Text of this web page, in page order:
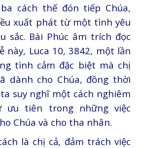
cách thế đón tiếp Chúa,
xuất phát từ một tình yêu
sắc. Bài Phúc âm trích đọc
này, Luca 10, 3842, một lần
tình cảm đặc biệt mà chị
dành cho Chúa, đồng thời
suy nghĩ một cách nghiêm
tiên trong những việc
Chúa và cho tha nhân.
là chị cả, đảm trách việc